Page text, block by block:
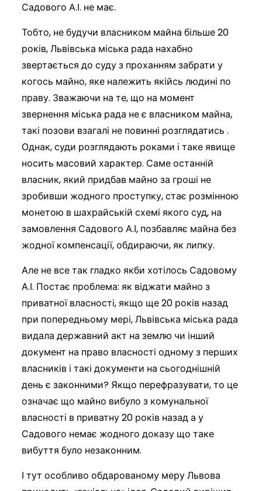
Садового А.І. не має.
Тобто, не будучи власником майна більше 20
років, Львівська міська рада нахабно
звертається до суду з проханням забрати у
когось майно, яке належить якійсь людині по
праву. Зважаючи на те, що на момент
звернення міська рада не є власником майна,
такі позови взагалі не повинні розглядатись .
Однак, суди розглядають роками і таке явище
носить масовий характер. Саме останній
власник, який придбав майно за гроші не
зробивши жодного проступку, стає розмінною
монетою в шахрайській схемі якого суд, на
замовлення Садового А.І, позбавляє майна без
жодної компенсації, обдираючи, як липку.
Але не все так гладко якби хотілось Садовому
А.І. Постає проблема: як віджати майно з
приватної власності, якщо ще 20 років назад
при попередньому мері, Львівська міська рада
видала державний акт на землю чи інший
документ на право власності одному з перших
власників і такі документи на сьогоднішній
день є законними? Якщо перефразувати, то це
означає що майно вибуло з комунальної
власності в приватну 20 років назад а у
Садового немає жодного доказу що таке
вибуття було незаконним.
І тут особливо обдарованому меру Львова